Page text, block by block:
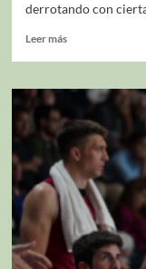
derrotando con
Leer más